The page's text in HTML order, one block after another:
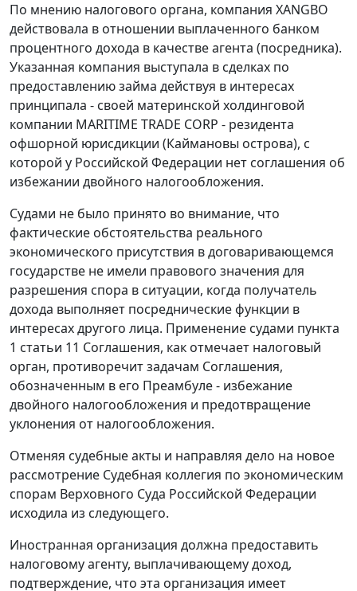
По мнению налогового органа, компания XANGBO
действовала в отношении выплаченного банком
процентного дохода в качестве агента (посредника).
Указанная компания выступала в сделках по
предоставлению займа действуя в интересах
принципала - своей материнской холдинговой
компании MARITIME TRADE CORP - резидента
офшорной юрисдикции (Каймановы острова), с
которой у Российской Федерации нет соглашения об
избежании двойного налогообложения.
Судами не было принято во внимание, что
фактические обстоятельства реального
экономического присутствия в договаривающемся
государстве не имели правового значения для
разрешения спора в ситуации, когда получатель
дохода выполняет посреднические функции в
интересах другого лица. Применение судами пункта
1 статьи 11 Соглашения, как отмечает налоговый
орган, противоречит задачам Соглашения,
обозначенным в его Преамбуле - избежание
двойного налогообложения и предотвращение
уклонения от налогообложения.
Отменяя судебные акты и направляя дело на новое
рассмотрение Судебная коллегия по экономическим
спорам Верховного Суда Российской Федерации
исходила из следующего.
Иностранная организация должна предоставить
налоговому агенту, выплачивающему доход,
подтверждение, что эта организация имеет